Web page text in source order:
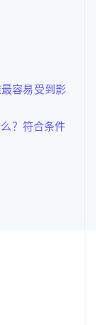
容易受到影
？符合条件